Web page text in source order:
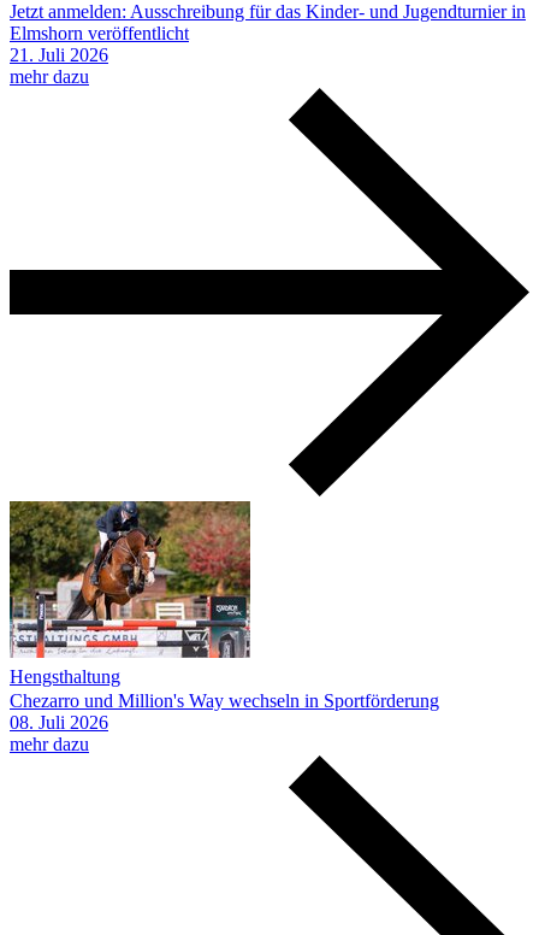
Jetzt anmelden: Ausschreibung für das Kinder- und Jugendturnier in
Elmshorn veröffentlicht
21. Juli 2026
mehr dazu
Hengsthaltung
Chezarro und Million's Way wechseln in Sportförderung
08. Juli 2026
mehr dazu